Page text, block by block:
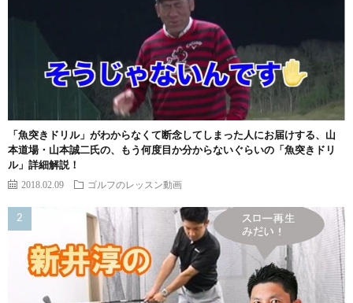
「魚突きドリル」がわからなくて断念してしまった人にお届けする、山
本道場・山本誠二氏の、もう何度目か分からないぐらいの「魚突きドリ
ル」詳細解説！
2018.02.09 ゴルフのレッスン動画